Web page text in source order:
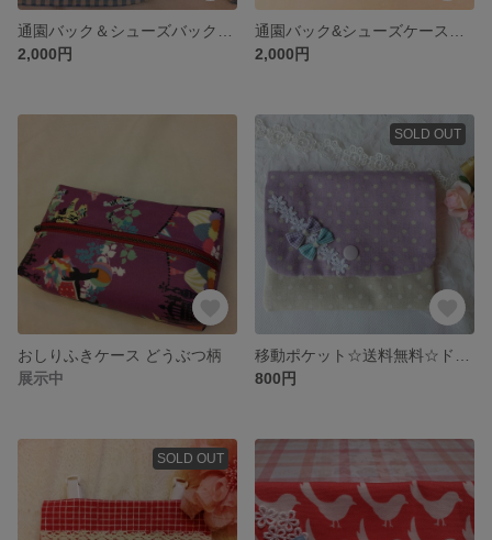
2,000円
2,000円
おしりふきケース どうぶつ柄
展示中
SOLD OUT
800円
SOLD OUT